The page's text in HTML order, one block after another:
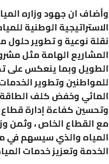
وأضاف ان جهود وزاره
نقلة نوعية و تطوير حلول
المشاريع الهامة مثل
الطويل وبما ينعكس على
للمواطنين وتطوير
المائي وخفض كلف
وتحسين كفاءة إدارة قطاع
مع القطاع الخاص ، وثمن
المياه والذي سيسهم
الخدمة وتعزيز خدمات